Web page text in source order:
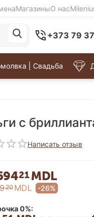
МагазиныО нас
+373 79 37
| Свадьба
с
Написать отзыв
21 MDL
20 MDL -26%
0%: